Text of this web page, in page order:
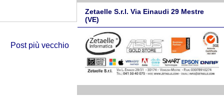
Post più vecchio
Zetaelle S.r.l. Via Einaudi 29 Mestre
(VE)